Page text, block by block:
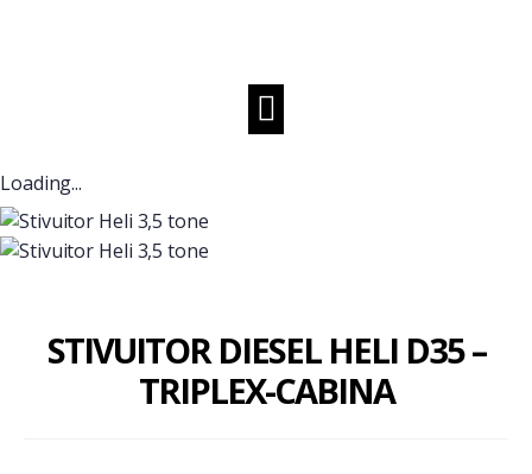
Loading...
STIVUITOR DIESEL HELI D35 –
TRIPLEX-CABINA